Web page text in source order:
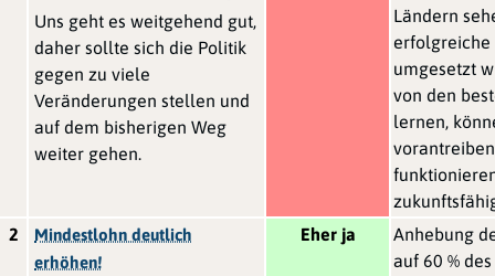
Uns geht es weitgehend gut,
daher sollte sich die Politik
gegen zu viele
Veränderungen stellen und
auf dem bisherigen Weg
weiter gehen.
Ländern
erfolgreiche
umgesetzt
von den
lernen,
2
Mindestlohn deutlich
erhöhen!
Eher ja
Anhebung
auf 60 % des